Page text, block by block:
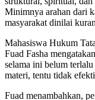
Minimnya arahan dari
masyarakat dinilai
Mahasiswa Hukum
Fuad Fasha
selama ini belum
materi, tentu tidak
Fuad menambahkan,